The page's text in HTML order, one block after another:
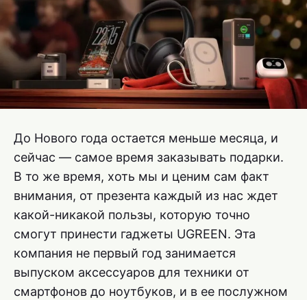
До Нового года остается меньше месяца, и
сейчас — самое время заказывать подарки.
В то же время, хоть мы и ценим сам факт
внимания, от презента каждый из нас ждет
какой-никакой пользы, которую точно
смогут принести гаджеты UGREEN. Эта
компания не первый год занимается
выпуском аксессуаров для техники от
смартфонов до ноутбуков, и в ее послужном